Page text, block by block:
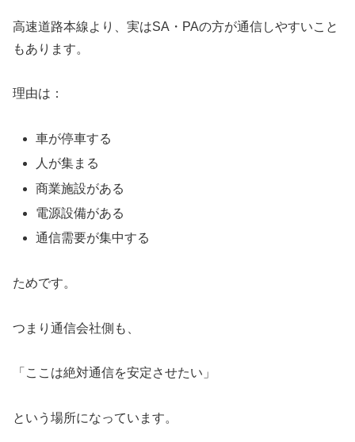
高速道路本線より、実はSA・PAの方が通信しやすいこと
もあります。
理由は：
車が停車する
人が集まる
商業施設がある
電源設備がある
通信需要が集中する
ためです。
つまり通信会社側も、
「ここは絶対通信を安定させたい」
という場所になっています。